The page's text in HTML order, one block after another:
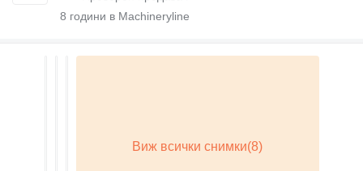
8 години в Machineryline